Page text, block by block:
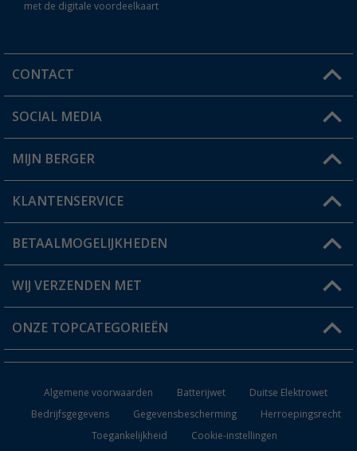
met de digitale voordeelkaart
CONTACT
Een vraag?
Winkel vinden
SOCIAL MEDIA
MIJN BERGER
Mijn account
Status bestelling
Verlanglijstje
KLANTENSERVICE
FAQ & Contact
Verzendinformatie
Catalogus
BETAALMOGELIJKHEDEN
WIJ VERZENDEN MET
ONZE TOPCATEGORIEËN
Keukenaccessoires
Campingmeubilair
Algemene voorwaarden Batterijwet
Duitse Elektrowet
Bedrijfsgegevens
Gegevensbescherming
Herroepingsrecht
Toegankelijkheid
Cookie-instellingen